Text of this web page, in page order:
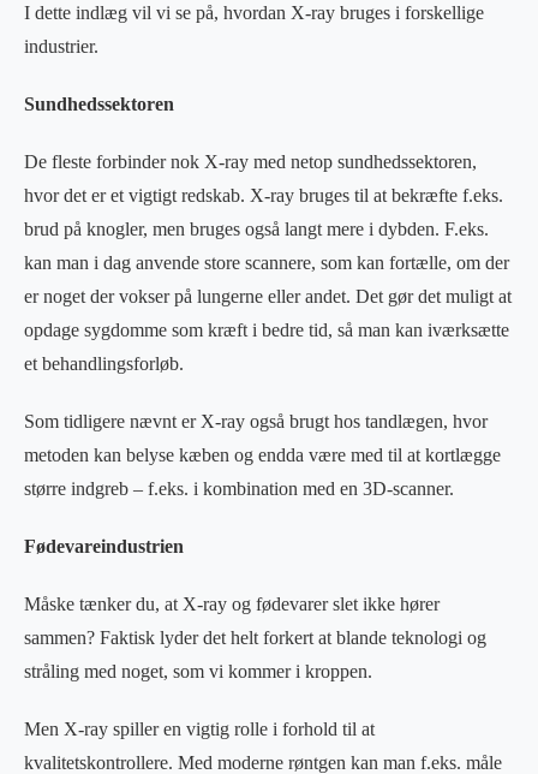
I dette indlæg vil vi se på, hvordan X-ray bruges i forskellige
industrier.
Sundhedssektoren
De fleste forbinder nok X-ray med netop sundhedssektoren,
hvor det er et vigtigt redskab. X-ray bruges til at bekræfte f.eks.
brud på knogler, men bruges også langt mere i dybden. F.eks.
kan man i dag anvende store scannere, som kan fortælle, om der
er noget der vokser på lungerne eller andet. Det gør det muligt at
opdage sygdomme som kræft i bedre tid, så man kan iværksætte
et behandlingsforløb.
Som tidligere nævnt er X-ray også brugt hos tandlægen, hvor
metoden kan belyse kæben og endda være med til at kortlægge
større indgreb – f.eks. i kombination med en 3D-scanner.
Fødevareindustrien
Måske tænker du, at X-ray og fødevarer slet ikke hører
sammen? Faktisk lyder det helt forkert at blande teknologi og
stråling med noget, som vi kommer i kroppen.
Men X-ray spiller en vigtig rolle i forhold til at
kvalitetskontrollere. Med moderne røntgen kan man f.eks. måle